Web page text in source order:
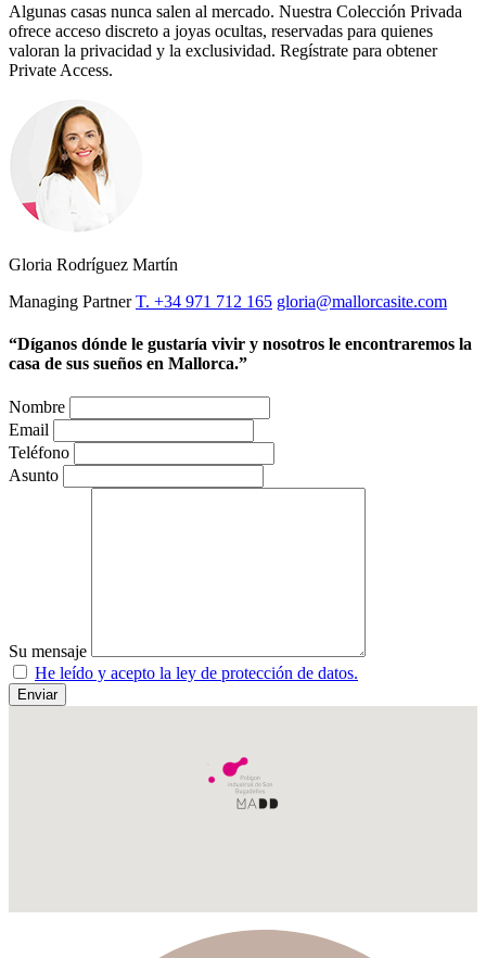
Algunas casas nunca salen al mercado. Nuestra Colección Privada
ofrece acceso discreto a joyas ocultas, reservadas para quienes
valoran la privacidad y la exclusividad. Regístrate para obtener
Private Access.
Gloria Rodríguez Martín
Managing Partner T. +34 971 712 165 gloria@mallorcasite.com
“Díganos dónde le gustaría vivir y nosotros le encontraremos la
casa de sus sueños en Mallorca.”
Nombre
Email
Teléfono
Asunto
Su mensaje
He leído y acepto la ley de protección de datos.